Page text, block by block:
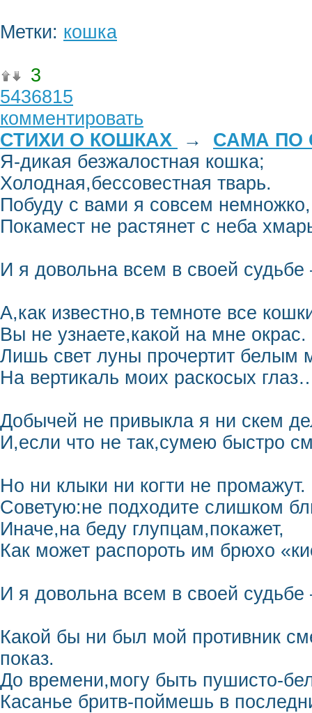
Метки: кошка
3
5436815
комментировать
СТИХИ О КОШКАХ
→ САМА ПО
Я-дикая безжалостная кошка;
Холодная,бессовестная тварь.
Побуду с вами я совсем немножко,
Покамест не растянет с неба
И я довольна всем в своей
А,как известно,в темноте все
Вы не узнаете,какой на мне окрас.
Лишь свет луны прочертит белым
На вертикаль моих раскосых
Добычей не привыкла я ни скем
И,если что не так,сумею быстро
Но ни клыки ни когти не промажут.
Советую:не подходите слишком
Иначе,на беду глупцам,покажет,
Как может распороть им брюхо
И я довольна всем в своей
Какой бы ни был мой противник
показ.
До времени,могу быть пушисто-
Касанье бритв-поймешь в